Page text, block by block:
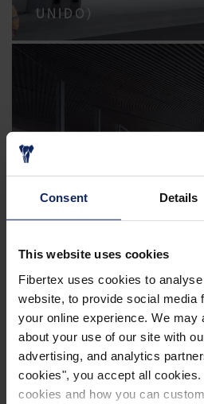
Consent Details
This website uses cookies
Fibertex uses cookies to
website, to provide social media
your online experience. We may
about your use of our site with
advertising, and analytics
cookies", you accept all cookies.
cookies and how you can
UNIDO)
TERMINAL 2 OESTE